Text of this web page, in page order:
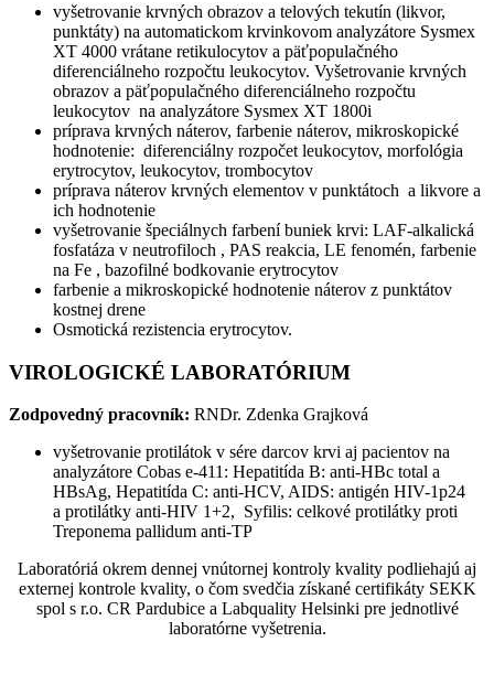
vyšetrovanie krvných obrazov a telových tekutín (likvor,
punktáty) na automatickom krvinkovom analyzátore Sysmex
XT 4000 vrátane retikulocytov a päťpopulačného
diferenciálneho rozpočtu leukocytov. Vyšetrovanie krvných
obrazov a päťpopulačného diferenciálneho rozpočtu
leukocytov na analyzátore Sysmex XT 1800i
príprava krvných náterov, farbenie náterov, mikroskopické
hodnotenie: diferenciálny rozpočet leukocytov, morfológia
erytrocytov, leukocytov, trombocytov
príprava náterov krvných elementov v punktátoch a likvore a
ich hodnotenie
vyšetrovanie špeciálnych farbení buniek krvi: LAF-alkalická
fosfatáza v neutrofiloch , PAS reakcia, LE fenomén, farbenie
na Fe , bazofilné bodkovanie erytrocytov
farbenie a mikroskopické hodnotenie náterov z punktátov
kostnej drene
Osmotická rezistencia erytrocytov.
VIROLOGICKÉ LABORATÓRIUM
Zodpovedný pracovník: RNDr. Zdenka Grajková
vyšetrovanie protilátok v sére darcov krvi aj pacientov na
analyzátore Cobas e-411: Hepatitída B: anti-HBc total a
HBsAg, Hepatitída C: anti-HCV, AIDS: antigén HIV-1p24
a protilátky anti-HIV 1+2, Syfilis: celkové protilátky proti
Treponema pallidum anti-TP
Laboratóriá okrem dennej vnútornej kontroly kvality podliehajú aj
externej kontrole kvality, o čom svedčia získané certifikáty SEKK
spol s r.o. CR Pardubice a Labquality Helsinki pre jednotlivé
laboratórne vyšetrenia.